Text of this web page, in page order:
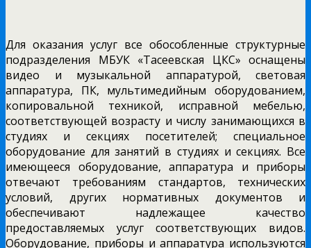
Для оказания услуг все обособленные структурные
подразделения МБУК «Тасеевская ЦКС» оснащены
видео и музыкальной аппаратурой, световая
аппаратура, ПК, мультимедийным оборудованием,
копировальной техникой, исправной мебелью,
соответствующей возрасту и числу занимающихся в
студиях и секциях посетителей; специальное
оборудование для занятий в студиях и секциях. Все
имеющееся оборудование, аппаратура и приборы
отвечают требованиям стандартов, технических
условий, других нормативных документов и
обеспечивают надлежащее качество
предоставляемых услуг соответствующих видов.
Оборудование, приборы и аппаратура используются